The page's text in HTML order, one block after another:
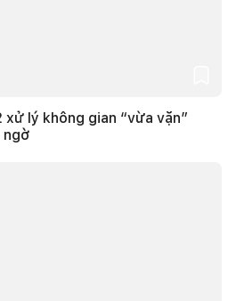
xử lý không gian “vừa vặn”
ngờ